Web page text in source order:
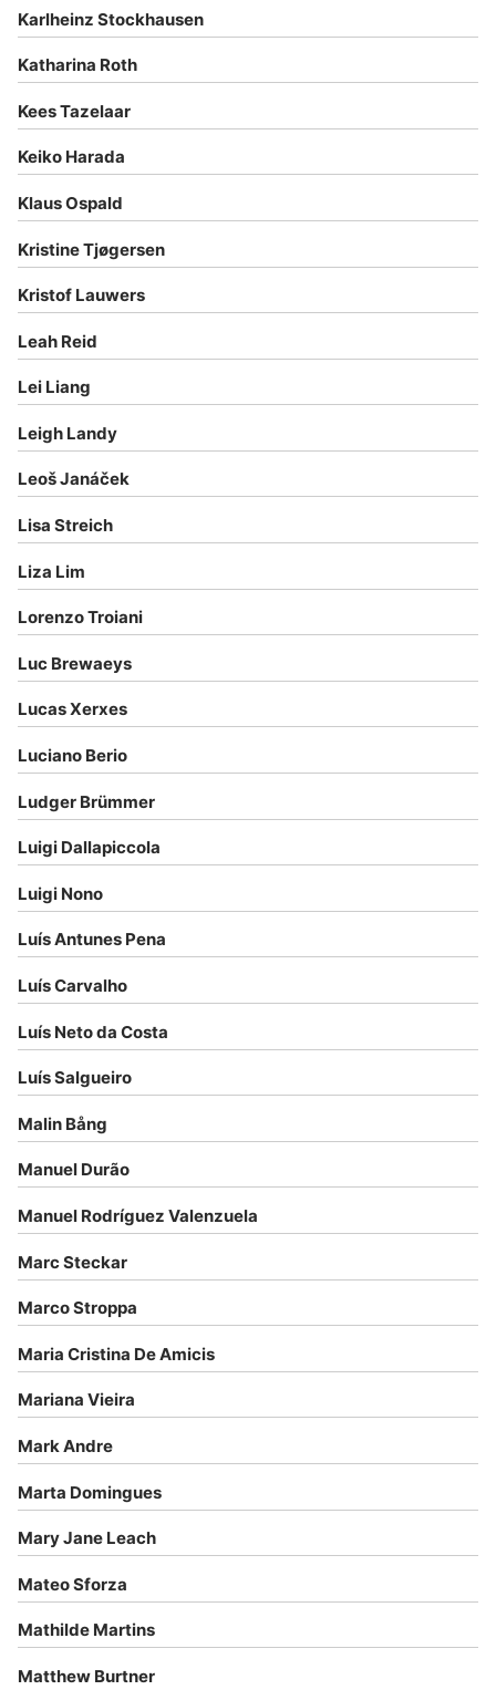
Karlheinz Stockhausen
Katharina Roth
Kees Tazelaar
Keiko Harada
Klaus Ospald
Kristine Tjøgersen
Kristof Lauwers
Leah Reid
Lei Liang
Leigh Landy
Leoš Janáček
Lisa Streich
Liza Lim
Lorenzo Troiani
Luc Brewaeys
Lucas Xerxes
Luciano Berio
Ludger Brümmer
Luigi Dallapiccola
Luigi Nono
Luís Antunes Pena
Luís Carvalho
Luís Neto da Costa
Luís Salgueiro
Malin Bång
Manuel Durão
Manuel Rodríguez Valenzuela
Marc Steckar
Marco Stroppa
Maria Cristina De Amicis
Mariana Vieira
Mark Andre
Marta Domingues
Mary Jane Leach
Mateo Sforza
Mathilde Martins
Matthew Burtner